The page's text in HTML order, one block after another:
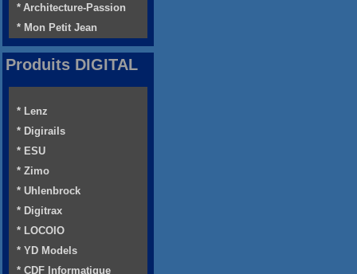
* Architecture-Passion
* Mon Petit Jean
Produits DIGITAL
* Lenz
* Digirails
* ESU
* Zimo
* Uhlenbrock
* Digitrax
* LOCOIO
* YD Models
* CDF Informatique